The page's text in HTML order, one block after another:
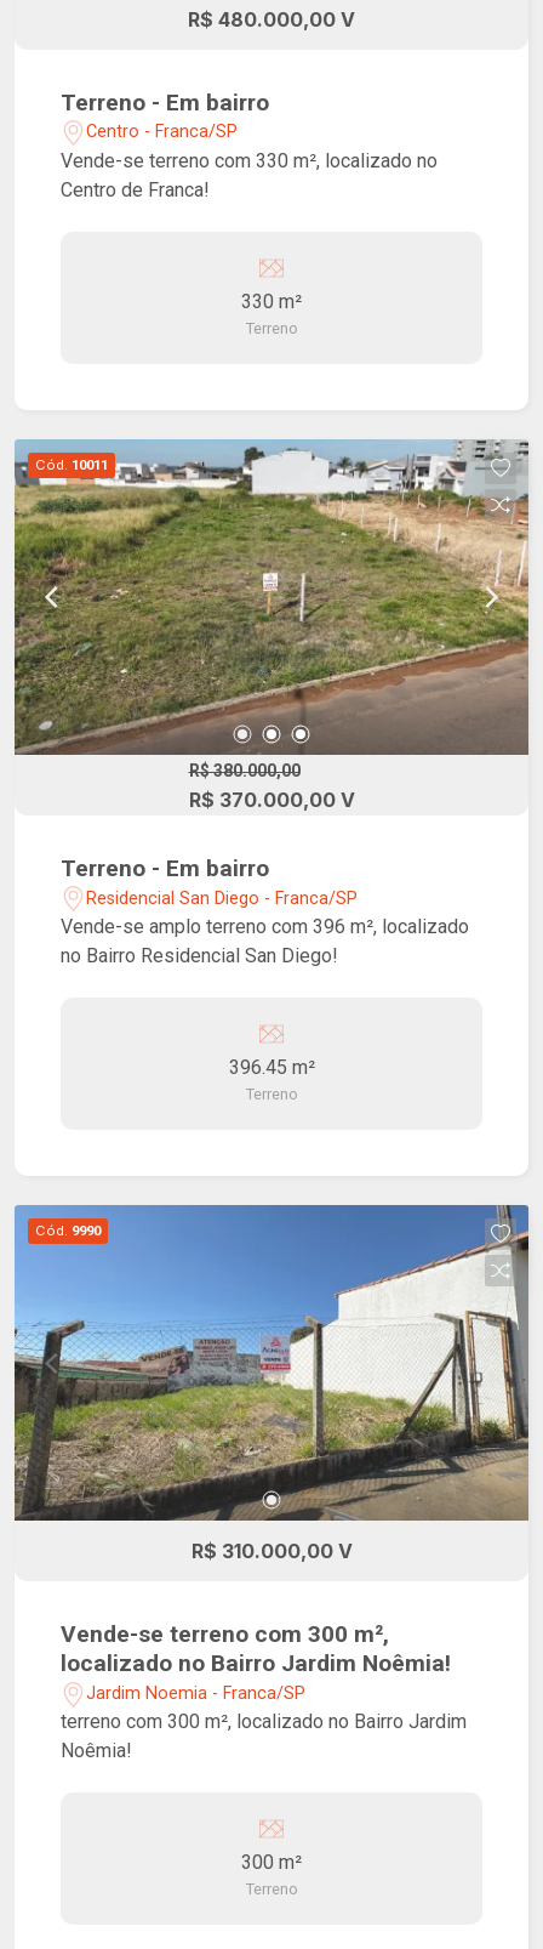
R$ 480.000,00 V
Terreno - Em bairro
Centro - Franca/SP
Vende-se terreno com 330 m², localizado no
Centro de Franca!
330 m²
Terreno
Cód. 10011
R$ 380.000,00
R$ 370.000,00 V
Terreno - Em bairro
Residencial San Diego - Franca/SP
Vende-se amplo terreno com 396 m², localizado
no Bairro Residencial San Diego!
396.45 m²
Terreno
Cód. 9990
R$ 310.000,00 V
Vende-se terreno com 300 m²,
localizado no Bairro Jardim Noêmia!
Jardim Noemia - Franca/SP
terreno com 300 m², localizado no Bairro Jardim
Noêmia!
300 m²
Terreno